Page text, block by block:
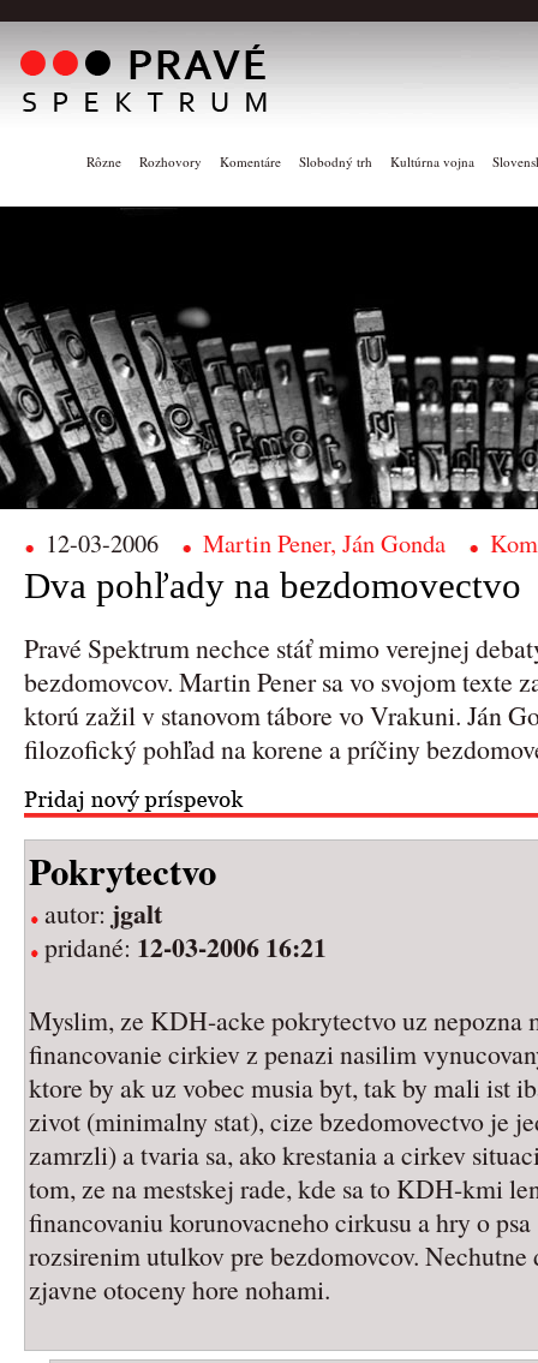
Rôzne Rozhovory Komentáre Slobodný trh Kultúrna vojna
12-03-2006 Martin Pener, Ján Gonda
Dva pohľady na bezdomovectvo
Pravé Spektrum nechce stáť mimo verejnej
bezdomovcov. Martin Pener sa vo svojom texte
ktorú zažil v stanovom tábore vo Vrakuni. Ján
filozofický pohľad na korene a príčiny
Pokrytectvo
autor: jgalt
pridané: 12-03-2006 16:21
Myslim, ze KDH-acke pokrytectvo uz nepozna
financovanie cirkiev z penazi nasilim
ktore by ak uz vobec musia byt, tak by mali ist
zivot (minimalny stat), cize bzedomovectvo je
zamrzli) a tvaria sa, ako krestania a cirkev
tom, ze na mestskej rade, kde sa to KDH-kmi
financovaniu korunovacneho cirkusu a hry o
rozsirenim utulkov pre bezdomovcov.
zjavne otoceny hore nohami.